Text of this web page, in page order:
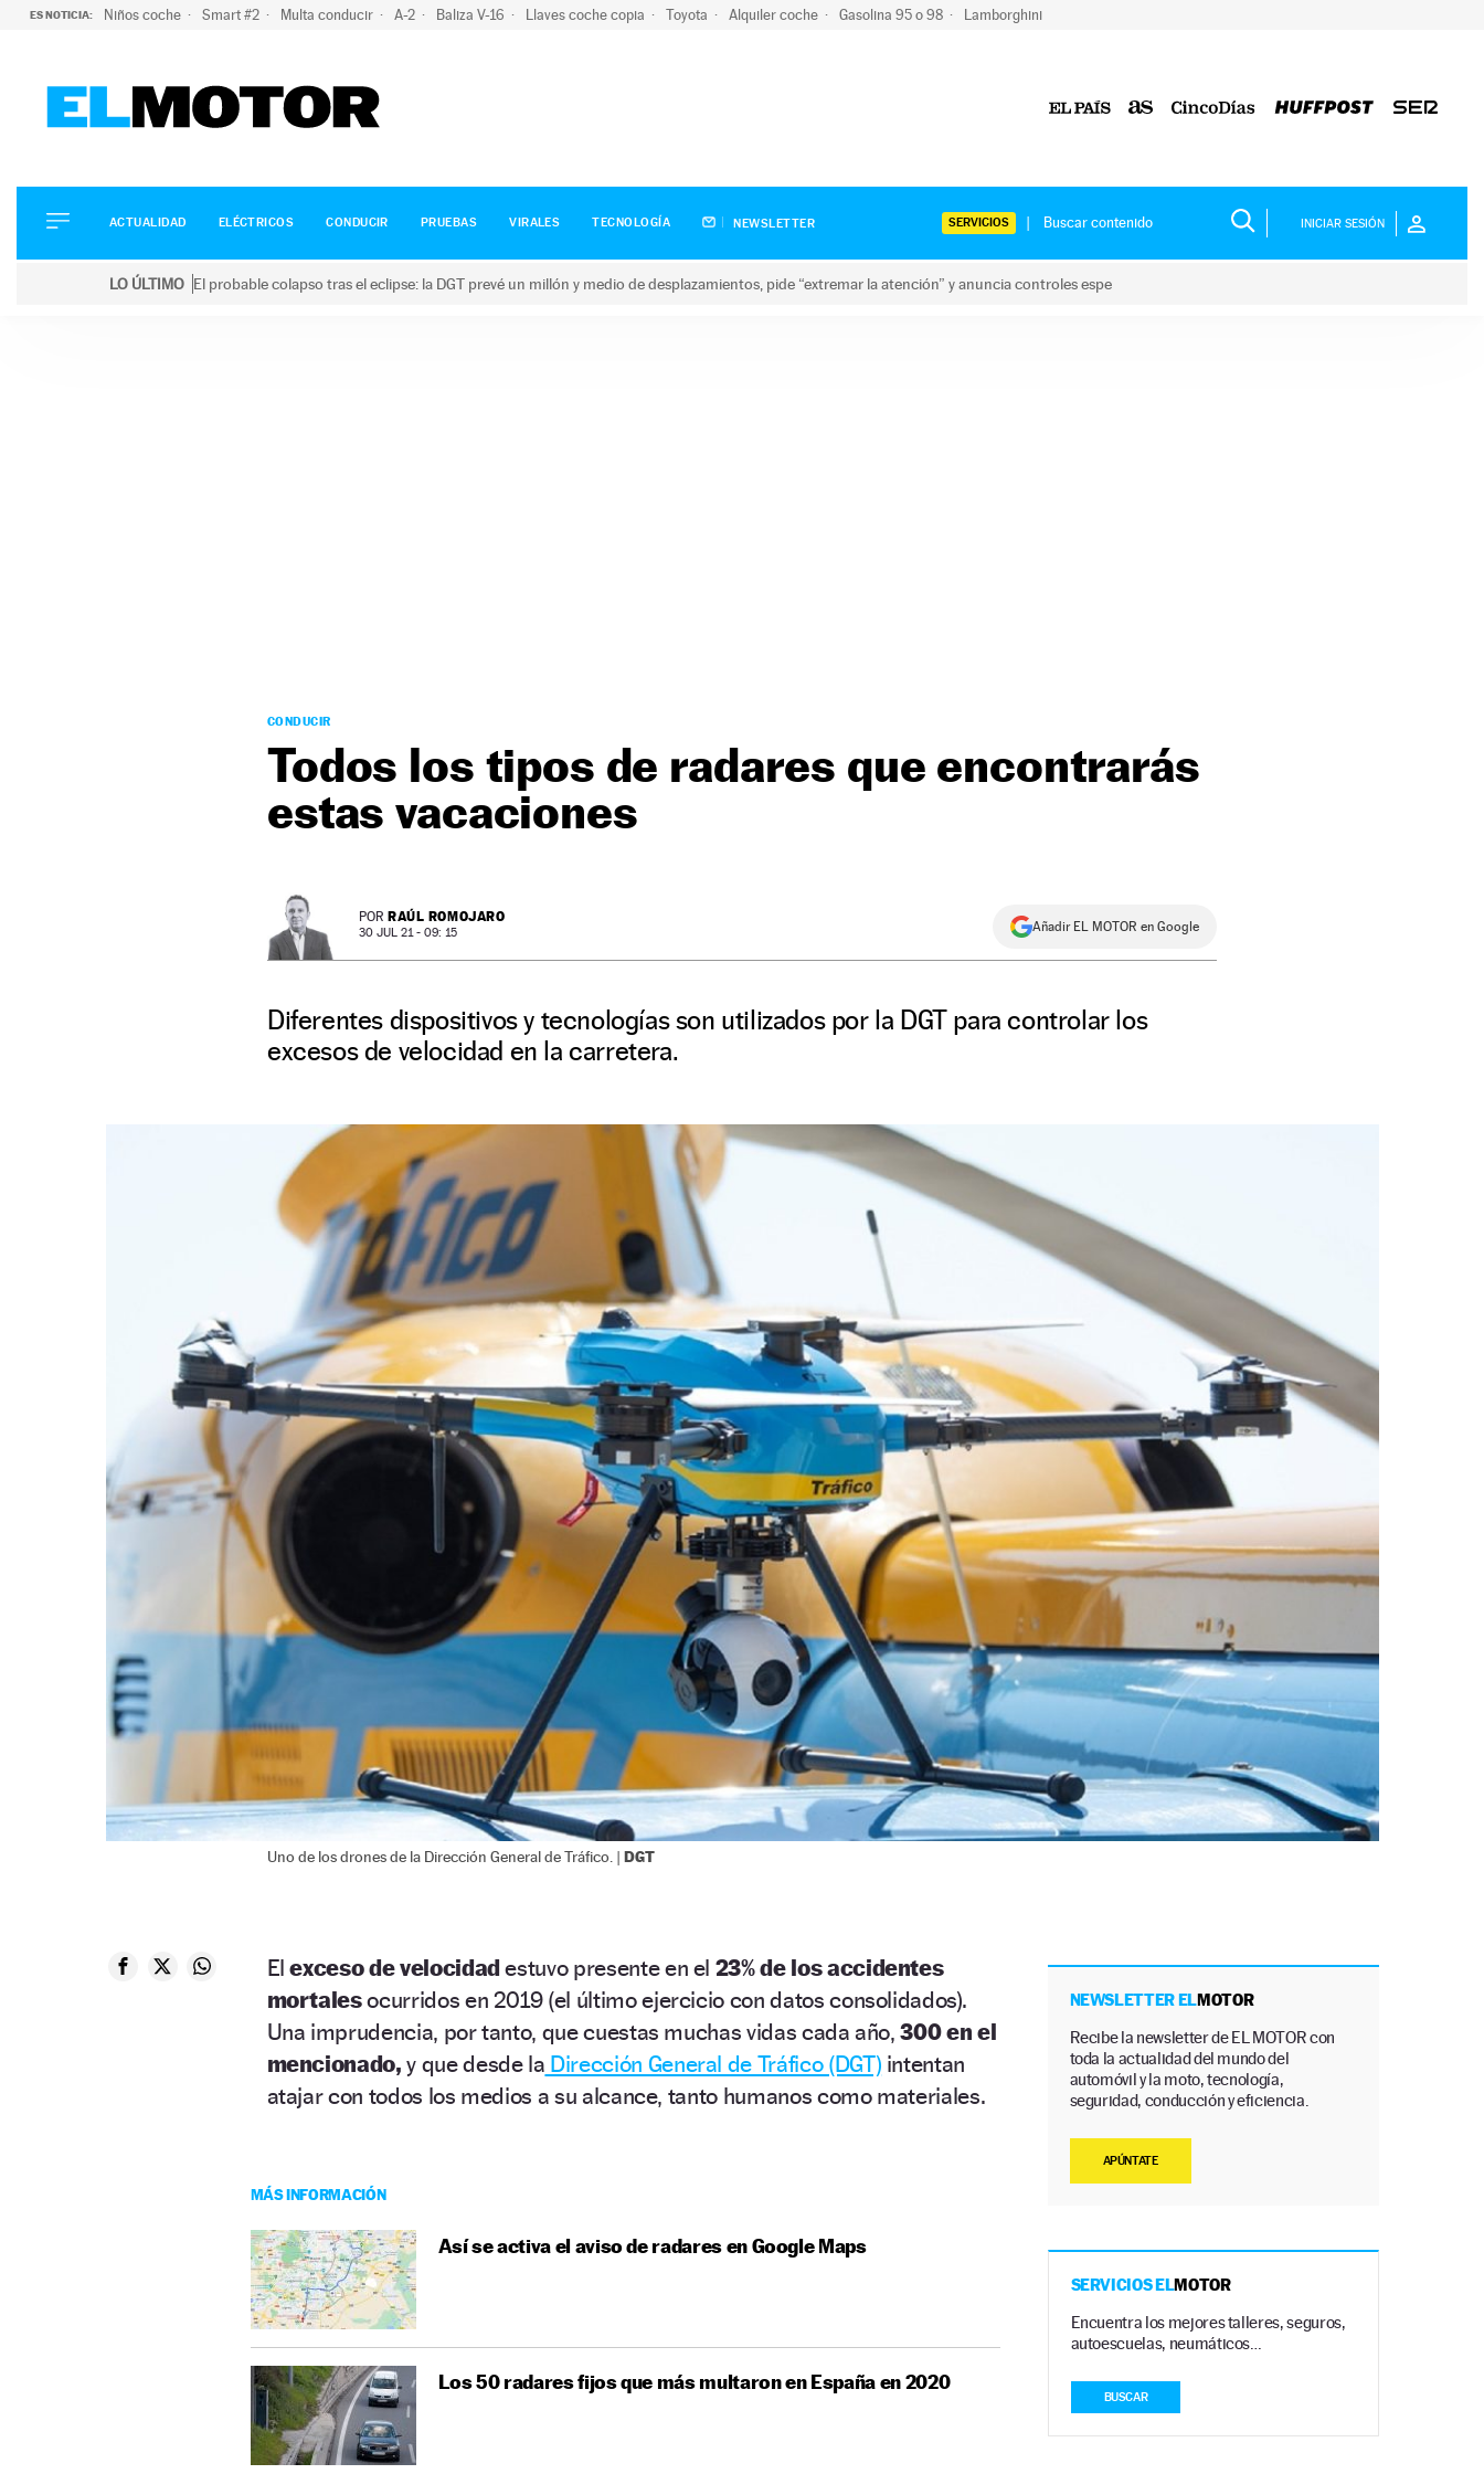
ES NOTICIA: Niños coche Smart #2 Multa conducir A-2 Baliza V-16 Llaves coche copia Toyota Alquiler coche Gasolina 95 o 98 Lamborghini
ELÉCTRICOS
CONDUCIR
ACTUALIDAD ELÉCTRICOS CONDUCIR PRUEBAS VIRALES TECNOLOGÍA NEWSLETTER SERVICIOS INICIAR SESIÓN
LO ÚLTIMO El probable colapso tras el eclipse: la DGT prevé un millón y medio de desplazamientos, pide “extremar la atención” y anuncia controles espe
CONDUCIR
Todos los tipos de radares que encontrarás
estas vacaciones
POR RAÚL ROMOJARO
30 JUL 21 - 09: 15 Añadir EL MOTOR en Google
Diferentes dispositivos y tecnologías son utilizados por la DGT para controlar los
excesos de velocidad en la carretera.
Uno de los drones de la Dirección General de Tráfico. | DGT
Elexceso de velocidadestuvo presente en el 23% de los accidentes
mortalesocurridos en 2019 (el último ejercicio con datos consolidados).
Una imprudencia, por tanto, que cuestas muchas vidas cada año,300 en el
mencionado, y que desde la Dirección General de Tráfico (DGT) intentan
atajar con todos los medios a su alcance, tanto humanos como materiales.
MÁS INFORMACIÓN
Así se activa el aviso de radares en Google Maps
Los 50 radares fijos que más multaron en España en 2020
NEWSLETTER ELMOTOR
Recibe la newsletter de EL MOTOR con
toda la actualidad del mundo del
automóvil y la moto, tecnología,
seguridad, conducción y eficiencia.
APÚNTATE
SERVICIOS ELMOTOR
Encuentra los mejores talleres, seguros,
autoescuelas, neumáticos…
BUSCAR